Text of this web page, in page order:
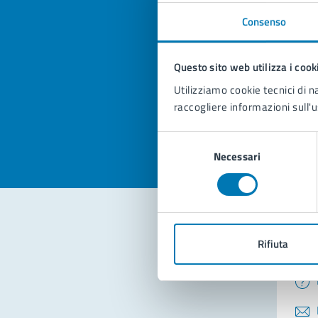
Consenso
Questo sito web utilizza i
Utilizziamo cookie tecnici di
raccogliere informazioni
Necessari
Rifiuta
Valuta